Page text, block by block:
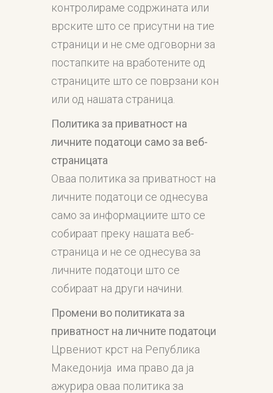
контролираме содржината или
врските што се присутни на тие
страници и не сме одговорни за
постапките на вработените од
страниците што се поврзани кон
или од нашата страница.
Политика за приватност на
личните податоци само за веб-
страницата
Оваа политика за приватност на
личните податоци се однесува
само за информациите што се
собираат преку нашата веб-
страница и не се однесува за
личните податоци што се
собираат на други начини.
Промени во политиката за
приватност на личните податоци
Црвениот крст на Република
Македонија има право да ја
ажурира оваа политика за